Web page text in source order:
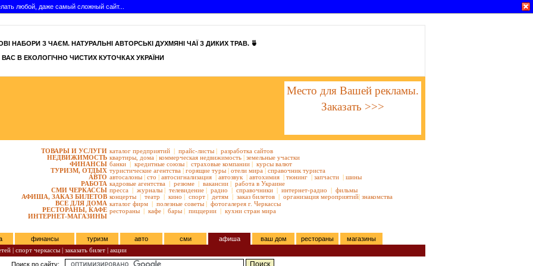
любой, даже самый сложный сайт...
НАБОРИ З ЧАЄМ. НАТУРАЛЬНІ АВТОРСЬКІ ДУХМЯНІ ЧАЇ З ДИКИХ ТРАВ. 🍵
В ЕКОЛОГІЧНО ЧИСТИХ КУТОЧКАХ УКРАЇНИ
Место для Вашей рекламы.
Заказать >>>
ТОВАРЫ И УСЛУГИ
НЕДВИЖИМОСТЬ
ФИНАНСЫ
ТУРИЗМ, ОТДЫХ
АВТО
РАБОТА
СМИ ЧЕРКАССЫ
АФИША, ЗАКАЗ БИЛЕТОВ
ВСЕ ДЛЯ ДОМА
РЕСТОРАНЫ, КАФЕ
ИНТЕРНЕТ-МАГАЗИНЫ
каталог предприятий | прайс-листы | разработка сайтов
квартиры, дома | коммерческая недвижимость | земельные участки
банки | кредитные союзы | страховые компании | курсы валют
туристические агентства | горящие туры | отели мира | справочник туриста
автосалоны | сто | автосигнализация | автозвук | автохимия | тюнинг | запчасти | шины
кадровые агентства | резюме | вакансии | работа в Украине
пресса | журналы | телевидение | радио | справочники | интернет-радио | фильмы
концерты | театр | кино | спорт | детям | заказ билетов | организация мероприятий| знакомства
каталог фирм | полезные советы | фотогалерея г. Черкассы
рестораны | кафе | бары | пиццерии | кухни стран мира
финансы туризм авто сми афиша ваш дом рестораны
магазины
| спорт черкассы | заказать билет | акции
Поиск по сайту: